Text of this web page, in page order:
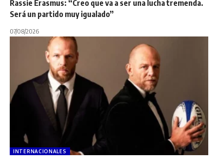
Rassie Erasmus: “Creo que va a ser una lucha tremenda.
Será un partido muy igualado”
07/08/2026
INTERNACIONALES